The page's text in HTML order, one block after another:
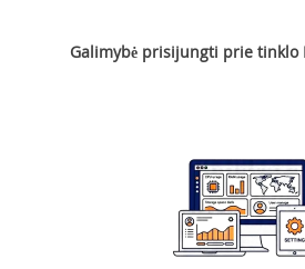
Galimybė prisijungti prie tinklo